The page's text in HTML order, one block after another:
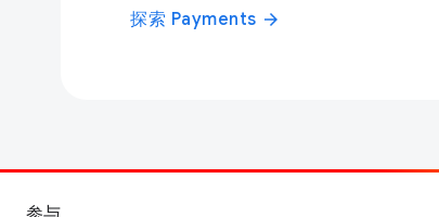
探索 Payments arrow_forward